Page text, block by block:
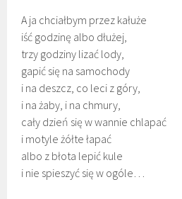
A ja chciałbym przez kałuże
iść godzinę albo dłużej,
trzy godziny lizać lody,
gapić się na samochody
i na deszcz, co leci z góry,
i na żaby, i na chmury,
cały dzień się w wannie chlapać
i motyle żółte łapać
albo z błota lepić kule
i nie spieszyć się w ogóle…